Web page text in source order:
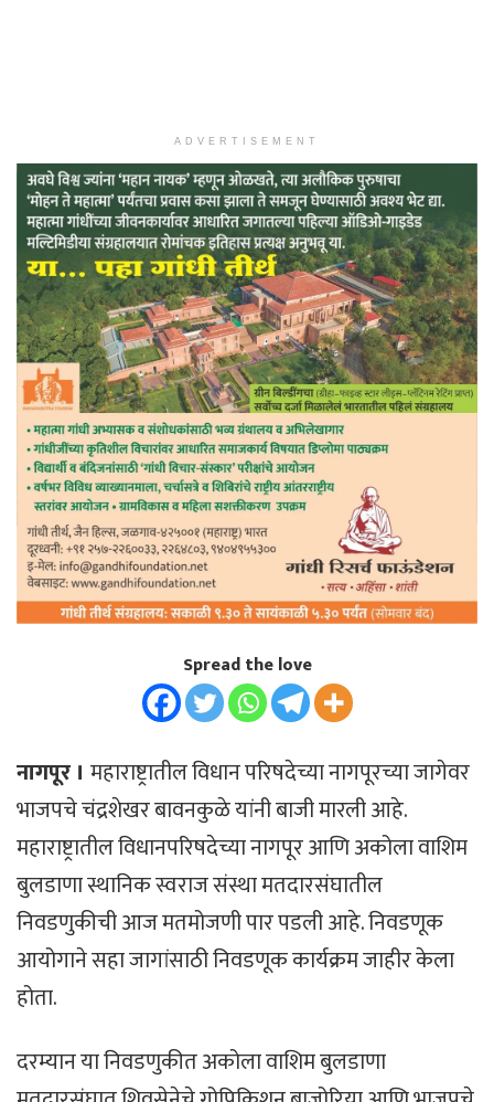
ADVERTISEMENT
Spread the love
नागपूर । महाराष्ट्रातील विधान परिषदेच्या नागपूरच्या जागेवर
भाजपचे चंद्रशेखर बावनकुळे यांनी बाजी मारली आहे.
महाराष्ट्रातील विधानपरिषदेच्या नागपूर आणि अकोला वाशिम
बुलडाणा स्थानिक स्वराज संस्था मतदारसंघातील
निवडणुकीची आज मतमोजणी पार पडली आहे. निवडणूक
आयोगाने सहा जागांसाठी निवडणूक कार्यक्रम जाहीर केला
होता.
दरम्यान या निवडणुकीत अकोला वाशिम बुलडाणा